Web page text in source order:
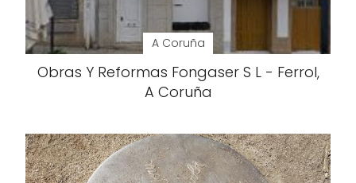
A Coruña
Obras Y Reformas Fongaser S L - Ferrol,
A Coruña